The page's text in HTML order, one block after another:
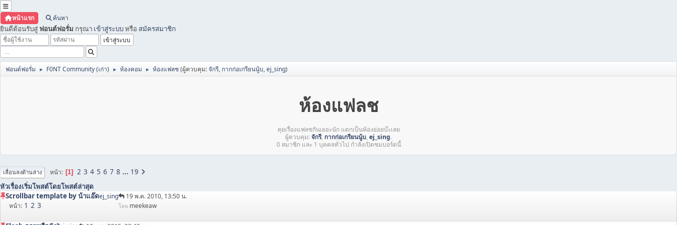
หน้าแรก ค้นหา
ยินดีต้อนรับสู่ ฟอนต์ฟอรั่ม กรุณา เข้าสู่ระบบหรือ สมัครสมาชิก
ฟอนต์ฟอรั่ม ► F0NT Community (เก่า) ► ห้องคอม ► ห้องแฟลช(ผู้ควบคุม:จักรี, กากก่อเกรียนนู้บ,ej_sing)
ห้องแฟลช
คุยเรื่องแฟลชกันเยอะนัก แตกเป็นห้องย่อยบ๊ะเลย
ผู้ควบคุม: จักรี, กากก่อเกรียนนู้บ, ej_sing.
0 สมาชิก และ 1 บุคคลทั่วไป กำลังเปิดชมบอร์ดนี้
เลื่อนลงด้านล่าง หน้า 1 2 3 4 5 6 7 8 ... 19
หัวเรื่องเริ่มโพสต์โดยโพสต์ล่าสุด
Scrollbar template by น้าแอ๊ด
หน้า 1 2 3
ej_sing 19 พ.ค. 2010, 13:50 น.
โดย meekeaw